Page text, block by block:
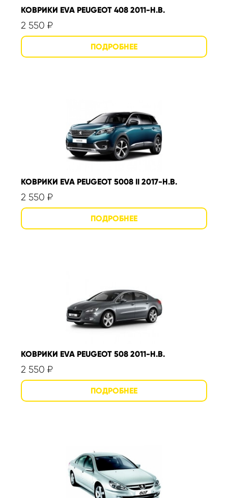
КОВРИКИ EVA PEUGEOT 408 2011-Н.В.
2 550 ₽
КОВРИКИ EVA PEUGEOT 5008 II 2017-Н.В.
2 550 ₽
КОВРИКИ EVA PEUGEOT 508 2011-Н.В.
2 550 ₽